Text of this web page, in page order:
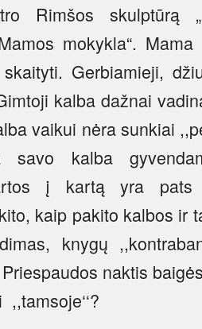
Rimšos skulptūrą
mokykla“.
Gerbiamieji,
kalba dažnai
vaikui nėra sunkiai
kalba
į kartą yra pats
kaip pakito kalbos ir
knygų
naktis